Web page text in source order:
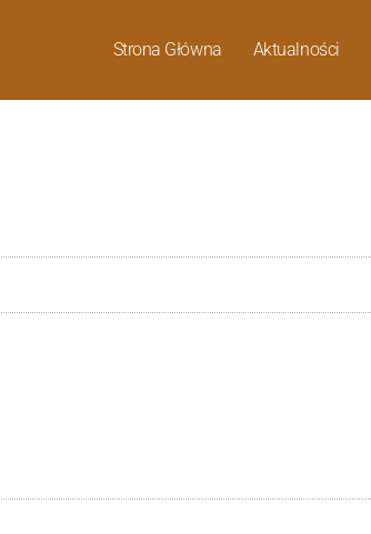
Strona Główna Aktualności